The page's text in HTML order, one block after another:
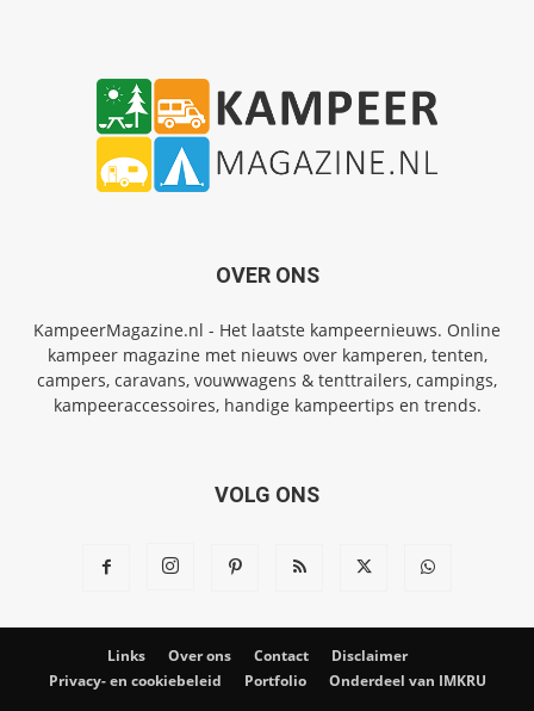
OVER ONS
KampeerMagazine.nl - Het laatste kampeernieuws. Online
kampeer magazine met nieuws over kamperen, tenten,
campers, caravans, vouwwagens & tenttrailers, campings,
kampeeraccessoires, handige kampeertips en trends.
VOLG ONS
Links Over ons Contact
Disclaimer
Privacy- en cookiebeleid
Portfolio Onderdeel van IMKRU